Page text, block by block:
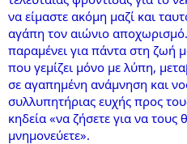
να είμαστε ακόμη μαζί και
αγάπη τον αιώνιο
παραμένει για πάντα στη ζωή
που γεμίζει μόνο με λύπη,
σε αγαπημένη ανάμνηση και
συλλυπητήριας ευχής προς
κηδεία «να ζήσετε για να τους
μνημονεύετε».